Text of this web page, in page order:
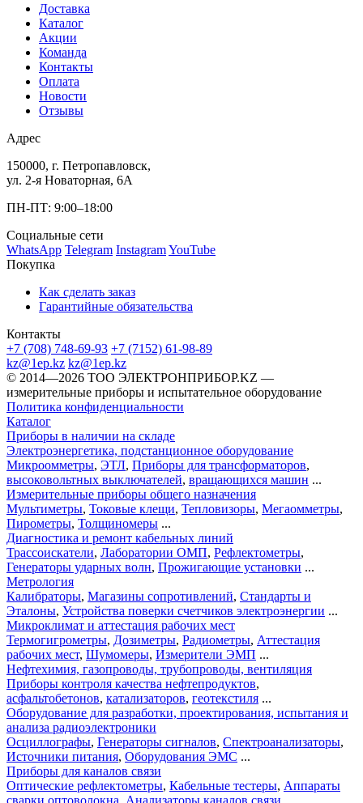
Доставка
Каталог
Акции
Команда
Контакты
Оплата
Новости
Отзывы
Адрес
150000, г. Петропавловск,
ул. 2-я Новаторная, 6А
ПН-ПТ: 9:00–18:00
Социальные сети
WhatsApp Telegram InstagramYouTube
Покупка
Как сделать заказ
Гарантийные обязательства
Контакты
+7 (708) 748-69-93 +7 (7152) 61-98-89
kz@1ep.kz kz@1ep.kz
©️ 2014—2026 ТОО ЭЛЕКТРОНПРИБОР.KZ —
измерительные приборы и испытательное оборудование
Политика конфиденциальности
Каталог
Приборы в наличии на складе
Электроэнергетика, подстанционное оборудование
Микроомметры, ЭТЛ, Приборы для трансформаторов,
высоковольтных выключателей, вращающихся машин ...
Измерительные приборы общего назначения
Мультиметры, Токовые клещи, Тепловизоры, Мегаомметры,
Пирометры, Толщиномеры ...
Диагностика и ремонт кабельных линий
Трассоискатели, Лаборатории ОМП, Рефлектометры,
Генераторы ударных волн, Прожигающие установки ...
Метрология
Калибраторы, Магазины сопротивлений, Стандарты и
Эталоны, Устройства поверки счетчиков электроэнергии ...
Микроклимат и аттестация рабочих мест
Термогигрометры, Дозиметры, Радиометры, Аттестация
рабочих мест, Шумомеры, Измерители ЭМП ...
Нефтехимия, газопроводы, трубопроводы, вентиляция
Приборы контроля качества нефтепродуктов,
асфальтобетонов, катализаторов, геотекстиля ...
Оборудование для разработки, проектирования, испытания и
анализа радиоэлектроники
Осциллографы, Генераторы сигналов, Спектроанализаторы,
Источники питания, Оборудования ЭМС ...
Приборы для каналов связи
Оптические рефлектометры, Кабельные тестеры, Аппараты
сварки оптоволокна, Анализаторы каналов связи ...